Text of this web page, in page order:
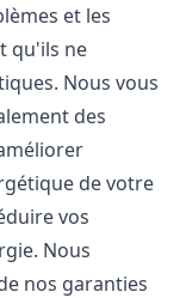
et les
qu'ils ne
Nous vous
des
de votre
vos
Nous
nos garanties